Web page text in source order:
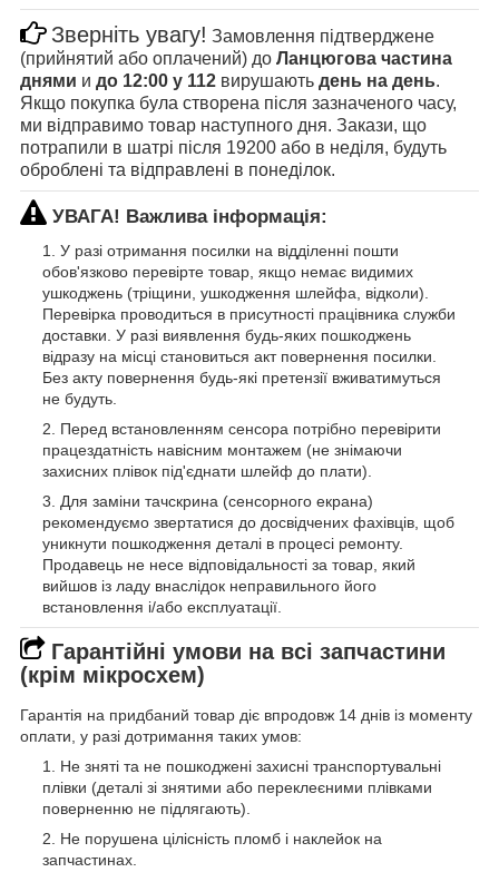
Зверніть увагу! Замовлення підтверджене
(прийнятий або оплачений) до Ланцюгова частина
днями и до 12:00 у 112 вирушають день на день.
Якщо покупка була створена після зазначеного часу,
ми відправимо товар наступного дня. Закази, що
потрапили в шатрі після 19200 або в неділя, будуть
оброблені та відправлені в понеділок.
УВАГА! Важлива інформація:
У разі отримання посилки на відділенні пошти
обов'язково перевірте товар, якщо немає видимих
ушкоджень (тріщини, ушкодження шлейфа, відколи).
Перевірка проводиться в присутності працівника служби
доставки. У разі виявлення будь-яких пошкоджень
відразу на місці становиться акт повернення посилки.
Без акту повернення будь-які претензії вживатимуться
не будуть.
Перед встановленням сенсора потрібно перевірити
працездатність навісним монтажем (не знімаючи
захисних плівок під'єднати шлейф до плати).
Для заміни тачскрина (сенсорного екрана)
рекомендуємо звертатися до досвідчених фахівців, щоб
уникнути пошкодження деталі в процесі ремонту.
Продавець не несе відповідальності за товар, який
вийшов із ладу внаслідок неправильного його
встановлення і/або експлуатації.
Гарантійні умови на всі запчастини
(крім мікросхем)
Гарантія на придбаний товар діє впродовж 14 днів із моменту
оплати, у разі дотримання таких умов:
Не зняті та не пошкоджені захисні транспортувальні
плівки (деталі зі знятими або переклеєними плівками
поверненню не підлягають).
Не порушена цілісність пломб і наклейок на
запчастинах.